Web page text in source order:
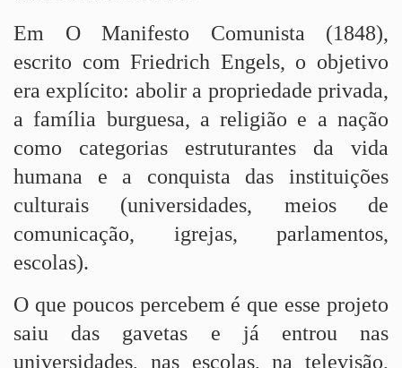
Em O Manifesto Comunista (1848),
escrito com Friedrich Engels, o objetivo
era explícito: abolir a propriedade privada,
a família burguesa, a religião e a nação
como categorias estruturantes da vida
humana e a conquista das instituições
culturais (universidades, meios de
comunicação, igrejas, parlamentos,
escolas).
O que poucos percebem é que esse projeto
saiu das gavetas e já entrou nas
universidades, nas escolas, na televisão,